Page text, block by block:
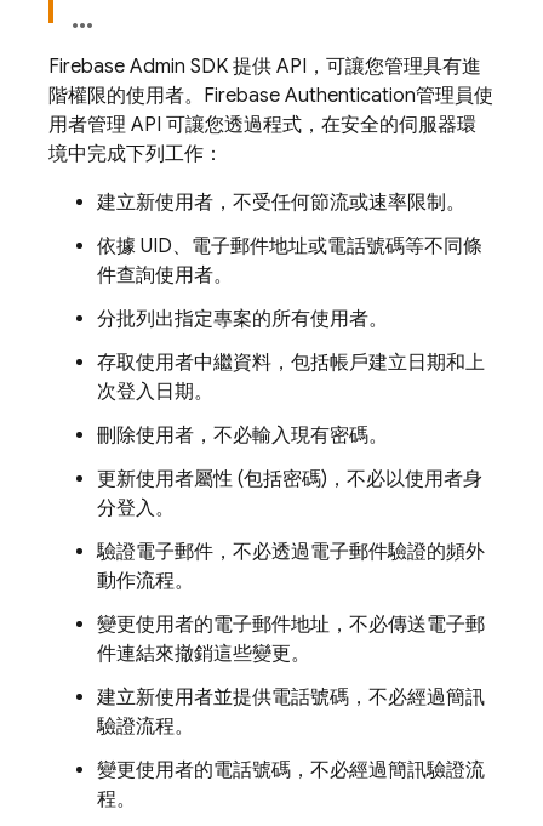
Firebase Admin SDK 提供 API，可讓您管理具有進
階權限的使用者。 Firebase Authentication管理員使
用者管理 API 可讓您透過程式，在安全的伺服器環
境中完成下列工作：
建立新使用者，不受任何節流或速率限制。
依據 UID、電子郵件地址或電話號碼等不同條
件查詢使用者。
分批列出指定專案的所有使用者。
存取使用者中繼資料，包括帳戶建立日期和上
次登入日期。
刪除使用者，不必輸入現有密碼。
更新使用者屬性 (包括密碼)，不必以使用者身
分登入。
驗證電子郵件，不必透過電子郵件驗證的頻外
動作流程。
變更使用者的電子郵件地址，不必傳送電子郵
件連結來撤銷這些變更。
建立新使用者並提供電話號碼，不必經過簡訊
驗證流程。
變更使用者的電話號碼，不必經過簡訊驗證流
程。